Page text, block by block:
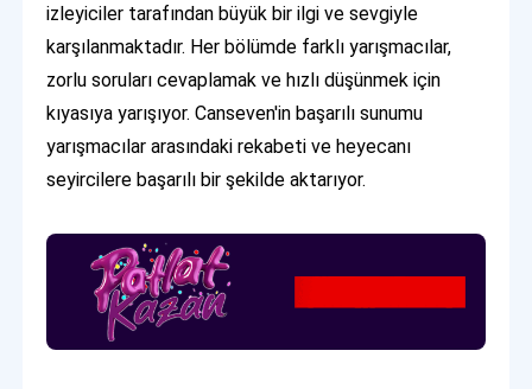
izleyiciler tarafından büyük bir ilgi ve sevgiyle
karşılanmaktadır. Her bölümde farklı yarışmacılar,
zorlu soruları cevaplamak ve hızlı düşünmek için
kıyasıya yarışıyor. Canseven'in başarılı sunumu
yarışmacılar arasındaki rekabeti ve heyecanı
seyircilere başarılı bir şekilde aktarıyor.